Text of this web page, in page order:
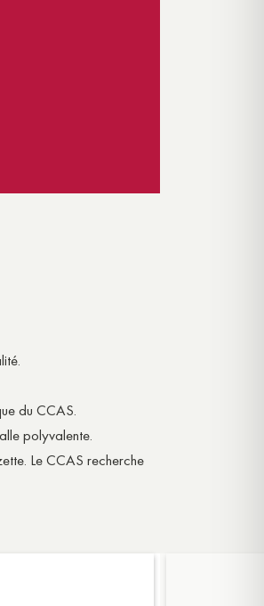
du CCAS.
polyvalente.
Le CCAS recherche